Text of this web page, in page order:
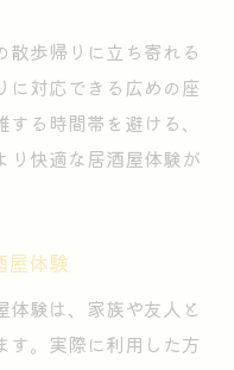
散歩帰りに立ち寄れる
に対応できる広めの座
る時間帯を避ける、
り快適な居酒屋体験が
屋体験
験は、家族や友人と
す。実際に利用した方